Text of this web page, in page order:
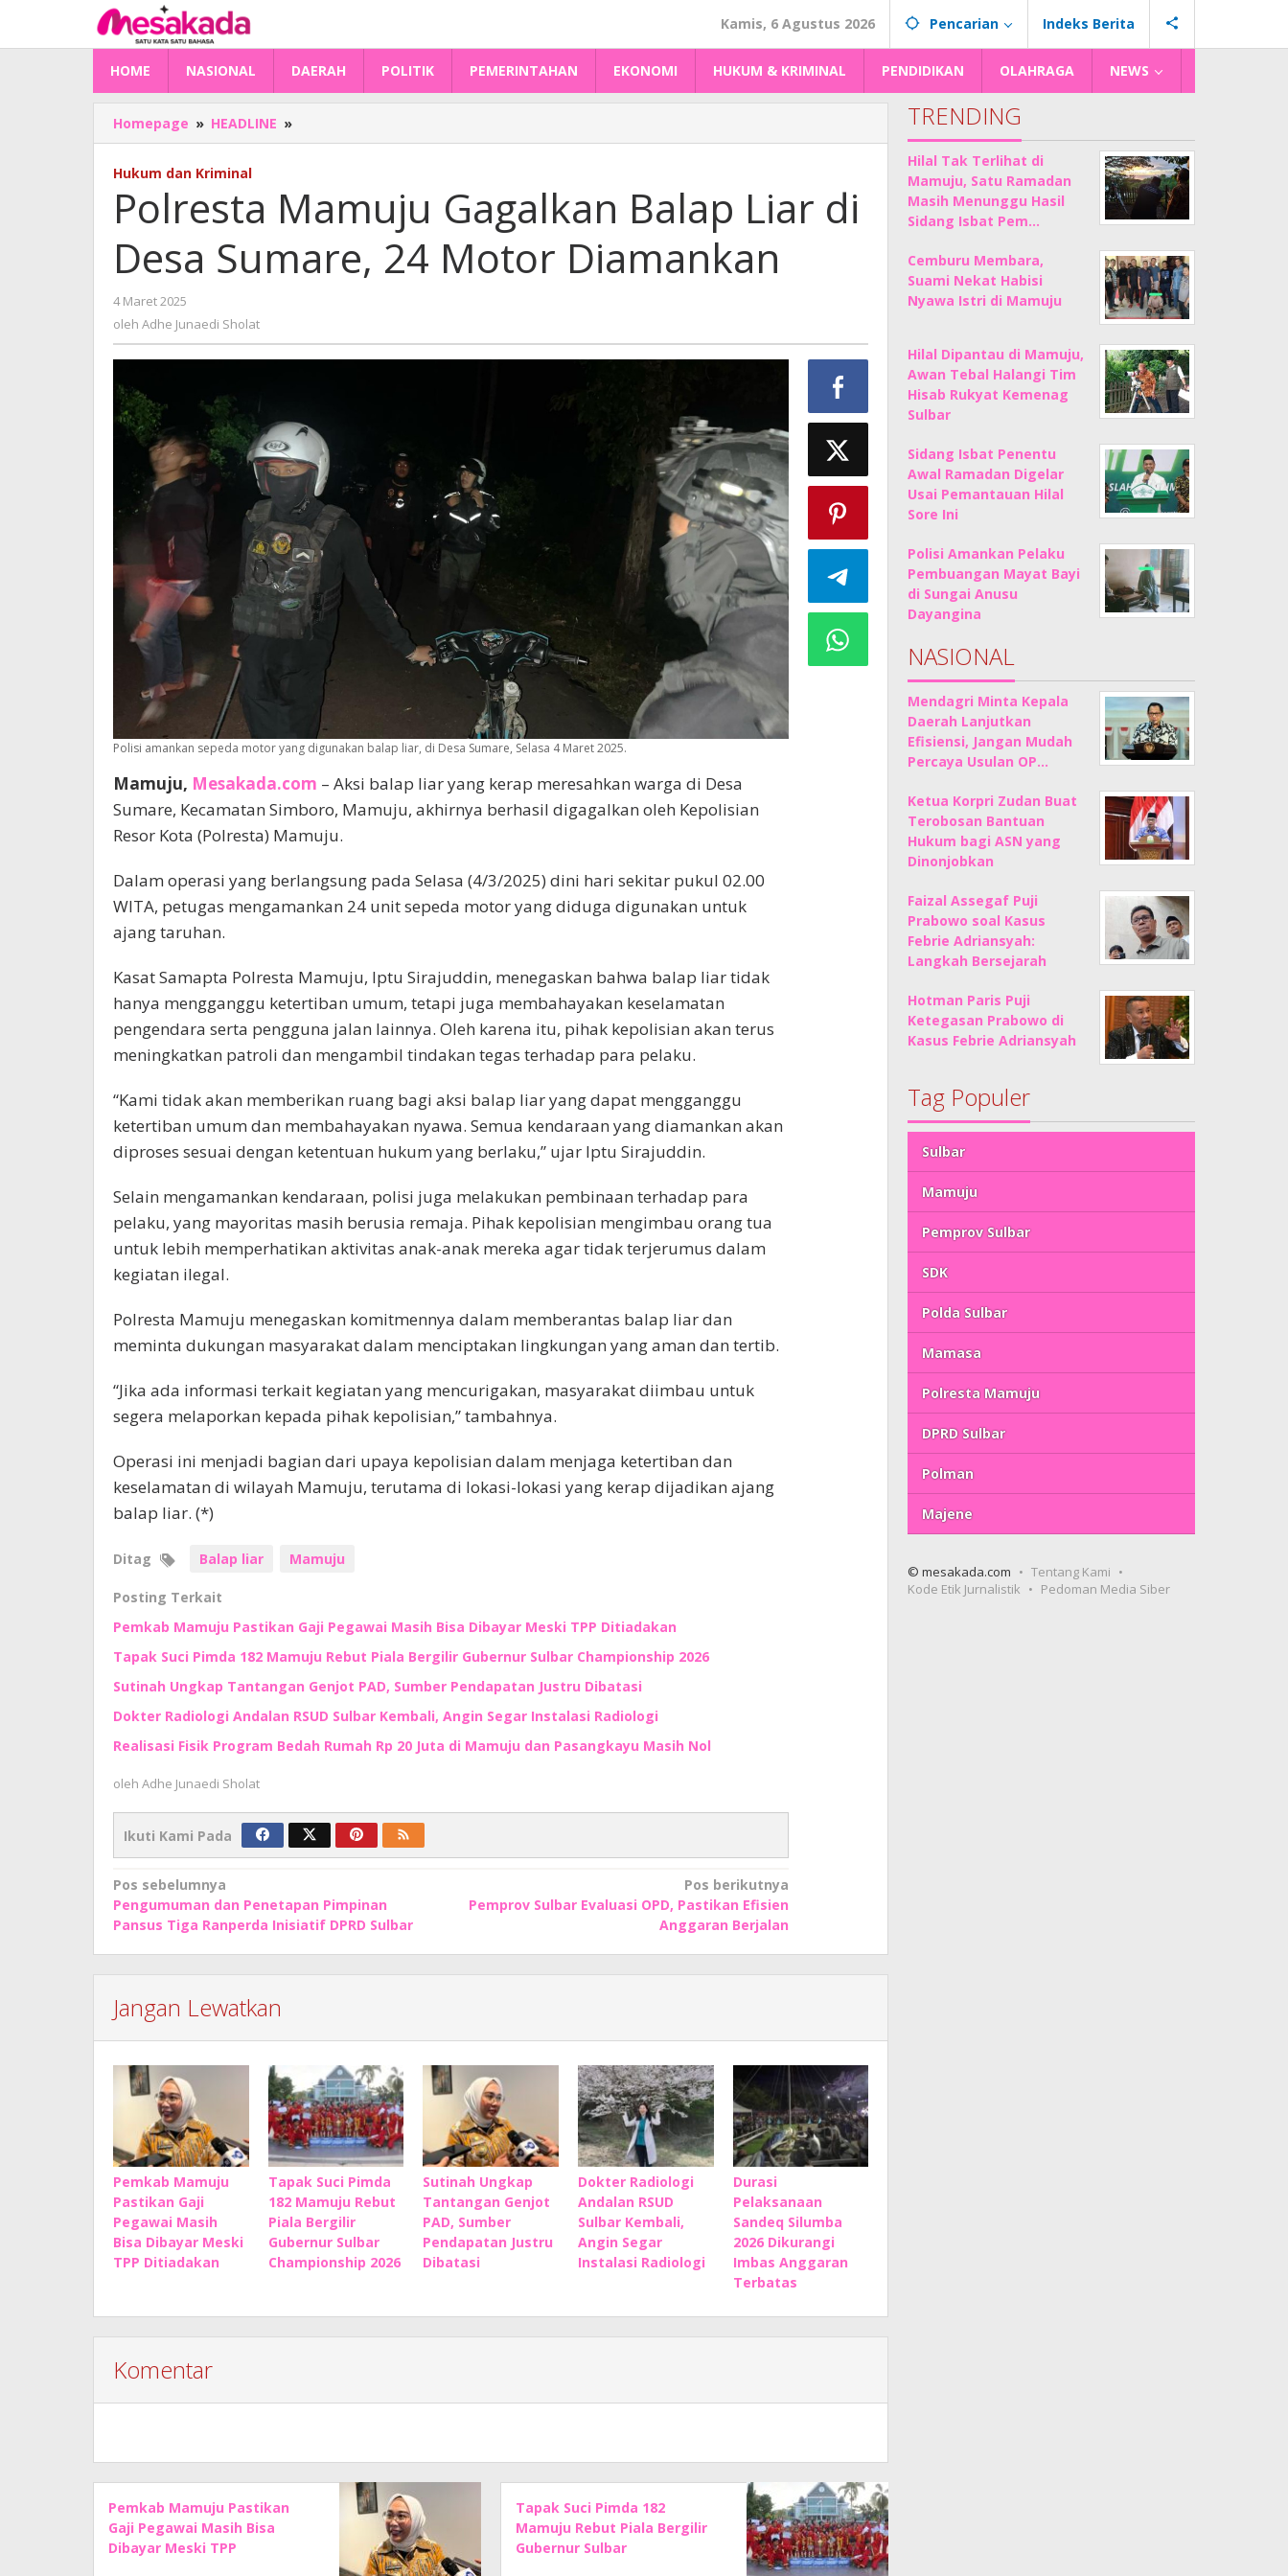
konten
Kamis, 6 Agustus 2026 Pencarian Indeks Berita
HOME NASIONAL DAERAH POLITIK PEMERINTAHAN EKONOMI HUKUM & KRIMINAL PENDIDIKAN OLAHRAGA NEWS
Homepage » HEADLINE »
Mamuju
Liar
di
Sumare,
Hukum dan Kriminal
Polresta Mamuju Gagalkan Balap Liar di
Desa Sumare, 24 Motor Diamankan
4 Maret 2025
Adhe
oleh Adhe Junaedi Sholat
Polisi amankan sepeda motor yang digunakan balap liar, di Desa Sumare, Selasa 4 Maret 2025.
Mamuju, Mesakada.com – Aksi balap liar yang kerap meresahkan warga di Desa
Sumare, Kecamatan Simboro, Mamuju, akhirnya berhasil digagalkan oleh Kepolisian
Resor Kota (Polresta) Mamuju.
Dalam operasi yang berlangsung pada Selasa (4/3/2025) dini hari sekitar pukul 02.00
WITA, petugas mengamankan 24 unit sepeda motor yang diduga digunakan untuk
ajang taruhan.
Kasat Samapta Polresta Mamuju, Iptu Sirajuddin, menegaskan bahwa balap liar tidak
hanya mengganggu ketertiban umum, tetapi juga membahayakan keselamatan
pengendara serta pengguna jalan lainnya. Oleh karena itu, pihak kepolisian akan terus
meningkatkan patroli dan mengambil tindakan tegas terhadap para pelaku.
“Kami tidak akan memberikan ruang bagi aksi balap liar yang dapat mengganggu
ketertiban umum dan membahayakan nyawa. Semua kendaraan yang diamankan akan
diproses sesuai dengan ketentuan hukum yang berlaku,” ujar Iptu Sirajuddin.
Selain mengamankan kendaraan, polisi juga melakukan pembinaan terhadap para
pelaku, yang mayoritas masih berusia remaja. Pihak kepolisian mengimbau orang tua
untuk lebih memperhatikan aktivitas anak-anak mereka agar tidak terjerumus dalam
kegiatan ilegal.
Polresta Mamuju menegaskan komitmennya dalam memberantas balap liar dan
meminta dukungan masyarakat dalam menciptakan lingkungan yang aman dan tertib.
“Jika ada informasi terkait kegiatan yang mencurigakan, masyarakat diimbau untuk
segera melaporkan kepada pihak kepolisian,” tambahnya.
Operasi ini menjadi bagian dari upaya kepolisian dalam menjaga ketertiban dan
keselamatan di wilayah Mamuju, terutama di lokasi-lokasi yang kerap dijadikan ajang
balap liar. (*)
Ditag Balap liar Mamuju
Posting Terkait
Pemkab Mamuju Pastikan Gaji Pegawai Masih Bisa Dibayar Meski TPP Ditiadakan
Tapak Suci Pimda 182 Mamuju Rebut Piala Bergilir Gubernur Sulbar Championship 2026
Sutinah Ungkap Tantangan Genjot PAD, Sumber Pendapatan Justru Dibatasi
Dokter Radiologi Andalan RSUD Sulbar Kembali, Angin Segar Instalasi Radiologi
Realisasi Fisik Program Bedah Rumah Rp 20 Juta di Mamuju dan Pasangkayu Masih Nol
oleh Adhe Junaedi Sholat
Ikuti Kami Pada
Navigasi
pos
Pos sebelumnya
Pengumuman dan Penetapan Pimpinan
Pansus Tiga Ranperda Inisiatif DPRD Sulbar
Pos berikutnya
Pemprov Sulbar Evaluasi OPD, Pastikan Efisien
Anggaran Berjalan
Jangan Lewatkan
Pemkab Mamuju
Pastikan Gaji
Pegawai Masih
Bisa Dibayar Meski
TPP Ditiadakan
Tapak Suci Pimda
182 Mamuju Rebut
Piala Bergilir
Gubernur Sulbar
Championship 2026
Sutinah Ungkap
Tantangan Genjot
PAD, Sumber
Pendapatan Justru
Dibatasi
Dokter Radiologi
Andalan RSUD
Sulbar Kembali,
Angin Segar
Instalasi Radiologi
Durasi
Pelaksanaan
Sandeq Silumba
2026 Dikurangi
Imbas Anggaran
Terbatas
Komentar
Pemkab Mamuju Pastikan
Gaji Pegawai Masih Bisa
Dibayar Meski TPP
Tapak Suci Pimda 182
Mamuju Rebut Piala Bergilir
Gubernur Sulbar
TRENDING
Hilal Tak Terlihat di
Mamuju, Satu Ramadan
Masih Menunggu Hasil
Sidang Isbat Pem…
Cemburu Membara,
Suami Nekat Habisi
Nyawa Istri di Mamuju
Hilal Dipantau di Mamuju,
Awan Tebal Halangi Tim
Hisab Rukyat Kemenag
Sulbar
Sidang Isbat Penentu
Awal Ramadan Digelar
Usai Pemantauan Hilal
Sore Ini
Polisi Amankan Pelaku
Pembuangan Mayat Bayi
di Sungai Anusu
Dayangina
NASIONAL
Mendagri Minta Kepala
Daerah Lanjutkan
Efisiensi, Jangan Mudah
Percaya Usulan OP…
Ketua Korpri Zudan Buat
Terobosan Bantuan
Hukum bagi ASN yang
Dinonjobkan
Faizal Assegaf Puji
Prabowo soal Kasus
Febrie Adriansyah:
Langkah Bersejarah
Hotman Paris Puji
Ketegasan Prabowo di
Kasus Febrie Adriansyah
Tag Populer
Sulbar
Mamuju
Pemprov Sulbar
SDK
Polda Sulbar
Mamasa
Polresta Mamuju
DPRD Sulbar
Polman
Majene
© mesakada.com
Tentang Kami
Kode Etik Jurnalistik
Pedoman Media Siber